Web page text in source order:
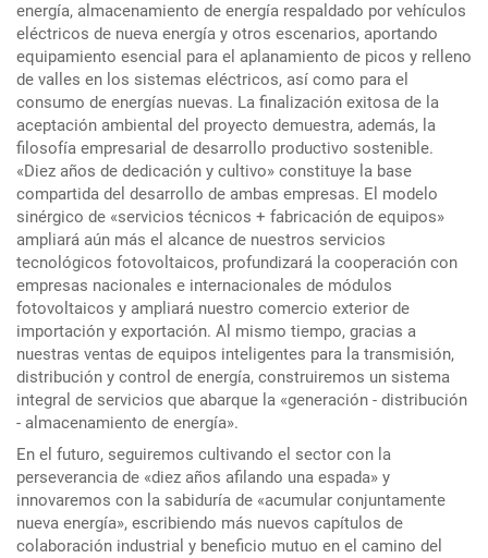
energía, almacenamiento de energía respaldado por vehículos
eléctricos de nueva energía y otros escenarios, aportando
equipamiento esencial para el aplanamiento de picos y relleno
de valles en los sistemas eléctricos, así como para el
consumo de energías nuevas. La finalización exitosa de la
aceptación ambiental del proyecto demuestra, además, la
filosofía empresarial de desarrollo productivo sostenible.
«Diez años de dedicación y cultivo» constituye la base
compartida del desarrollo de ambas empresas. El modelo
sinérgico de «servicios técnicos + fabricación de equipos»
ampliará aún más el alcance de nuestros servicios
tecnológicos fotovoltaicos, profundizará la cooperación con
empresas nacionales e internacionales de módulos
fotovoltaicos y ampliará nuestro comercio exterior de
importación y exportación. Al mismo tiempo, gracias a
nuestras ventas de equipos inteligentes para la transmisión,
distribución y control de energía, construiremos un sistema
integral de servicios que abarque la «generación - distribución
- almacenamiento de energía».
En el futuro, seguiremos cultivando el sector con la
perseverancia de «diez años afilando una espada» y
innovaremos con la sabiduría de «acumular conjuntamente
nueva energía», escribiendo más nuevos capítulos de
colaboración industrial y beneficio mutuo en el camino del